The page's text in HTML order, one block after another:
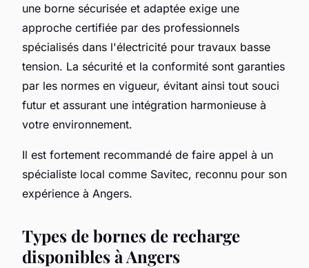
une borne sécurisée et adaptée exige une
approche certifiée par des professionnels
spécialisés dans l'électricité pour travaux basse
tension. La sécurité et la conformité sont garanties
par les normes en vigueur, évitant ainsi tout souci
futur et assurant une intégration harmonieuse à
votre environnement.
Il est fortement recommandé de faire appel à un
spécialiste local comme Savitec, reconnu pour son
expérience à Angers.
Types de bornes de recharge
disponibles à Angers